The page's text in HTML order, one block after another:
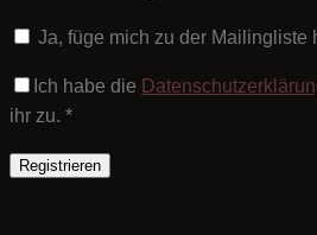
Ja, füge mich zu der Mailingliste
Ich habe die
ihr zu. *
Registrieren